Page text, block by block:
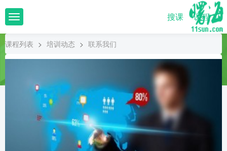
T
o
g
l
搜课 课程
课程列表 > 培训动态 > 联系我们